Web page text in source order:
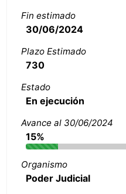
Fin estimado
30/06/2024
Plazo Estimado
730
Estado
En ejecución
Avance al 30/06/2024
15%
Organismo
Poder Judicial